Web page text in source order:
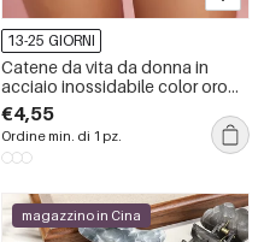
13-25 GIORNI
Catene da vita da donna in
acciaio inossidabile color oro
&quot;Vacance Nature
Conch&quot;
€4,55
Ordine min. di 1 pz.
magazzino in Cina